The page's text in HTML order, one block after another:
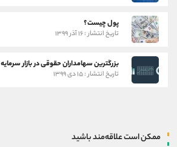
پول چیست؟
تاریخ انتشار : ۱۶ آذر ۱۳۹۹
بزرگترین سهامداران حقوقی در بازار سرمایه
تاریخ انتشار : ۱۵ دی ۱۳۹۹
ممکن است علاقه‌مند باشید